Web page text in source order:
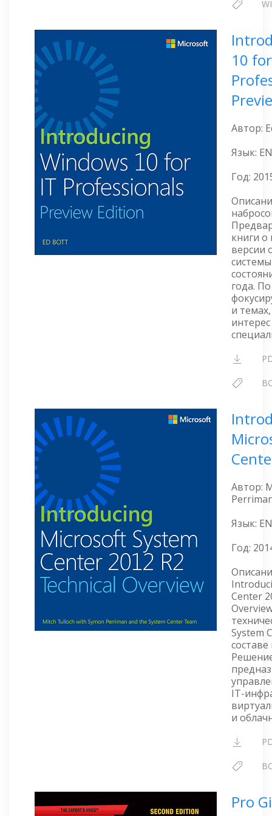
10
Автор:
Язык: EN
Год:
книги
версии
года.
и
Автор:
Язык: EN
Год:
Center
System
IT-
и
Pro